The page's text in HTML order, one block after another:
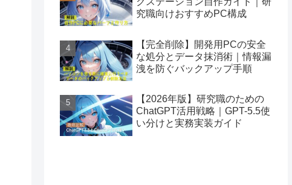
究職向けおすすめPC構成
【完全削除】開発用PCの安全
な処分とデータ抹消術｜情報漏
洩を防ぐバックアップ手順
【2026年版】研究職のための
ChatGPT活用戦略｜GPT-5.5使
い分けと実務実装ガイド